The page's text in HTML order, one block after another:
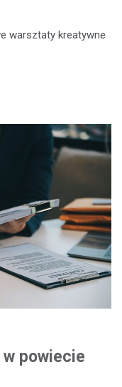
warsztaty kreatywne
w powiecie